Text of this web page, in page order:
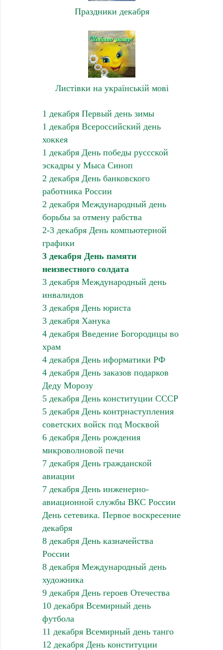
Праздники декабря
Листівки на українській мові
1 декабря Первый день зимы
1 декабря Всероссийский день
хоккея
1 декабря День победы руссской
эскадры у Мыса Синоп
2 декабря День банковского
работника России
2 декабря Международный день
борьбы за отмену рабства
2-3 декабря День компьютерной
графики
3 декабря День памяти
неизвестного солдата
3 декабря Международный день
инвалидов
3 декабря День юриста
3 декабря Ханука
4 декабря Введение Богородицы во
храм
4 декабря День иформатики РФ
4 декабря День заказов подарков
Деду Морозу
5 декабря День конституции СССР
5 декабря День контрнаступления
советских войск под Москвой
6 декабря День рождения
микроволновой печи
7 декабря День гражданской
авиации
7 декабря День инженерно-
авиационной службы ВКС России
День сетевика. Первое воскресение
декабря
8 декабря День казначейства
России
8 декабря Международный день
художника
9 декабря День героев Отечества
10 декабря Всемирный день
футбола
11 декабря Всемирный день танго
12 декабря День конституции